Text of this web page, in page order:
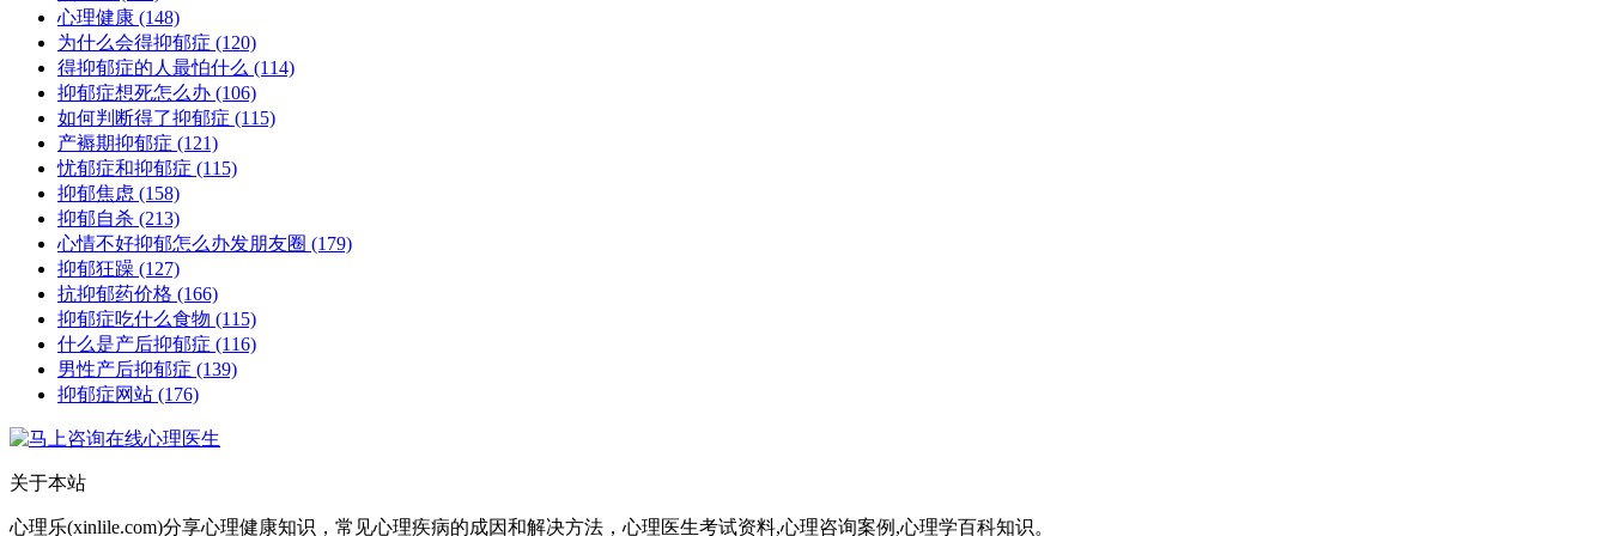
心理健康 (148)
为什么会得抑郁症 (120)
得抑郁症的人最怕什么 (114)
抑郁症想死怎么办 (106)
如何判断得了抑郁症 (115)
产褥期抑郁症 (121)
忧郁症和抑郁症 (115)
抑郁焦虑 (158)
抑郁自杀 (213)
心情不好抑郁怎么办发朋友圈 (179)
抑郁狂躁 (127)
抗抑郁药价格 (166)
抑郁症吃什么食物 (115)
什么是产后抑郁症 (116)
男性产后抑郁症 (139)
抑郁症网站 (176)
关于本站
心理乐(xinlile.com)分享心理健康知识，常见心理疾病的成因和解决方法，心理医生考试资料,心理咨询案例,心理学百科知识。